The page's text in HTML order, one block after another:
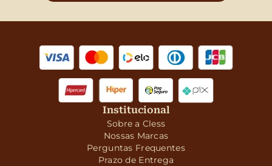
Institucional
Sobre a Cless
Nossas Marcas
Perguntas Frequentes
Prazo de Entrega